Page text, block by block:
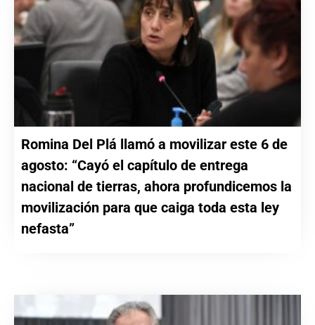
Romina Del Plá llamó a movilizar este 6 de
agosto: “Cayó el capítulo de entrega
nacional de tierras, ahora profundicemos la
movilización para que caiga toda esta ley
nefasta”